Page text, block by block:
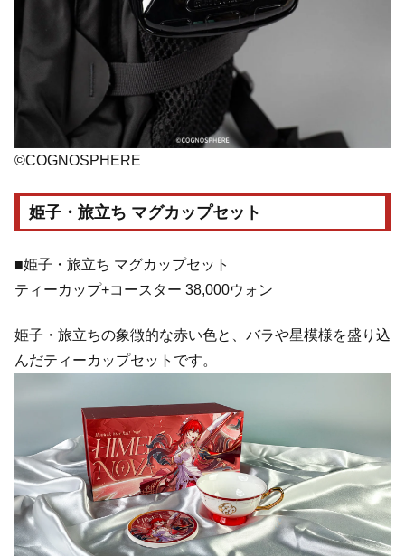
©COGNOSPHERE
姫子・旅立ち マグカップセット
■姫子・旅立ち マグカップセット
ティーカップ+コースター 38,000ウォン
姫子・旅立ちの象徴的な赤い色と、バラや星模様を盛り込
んだティーカップセットです。